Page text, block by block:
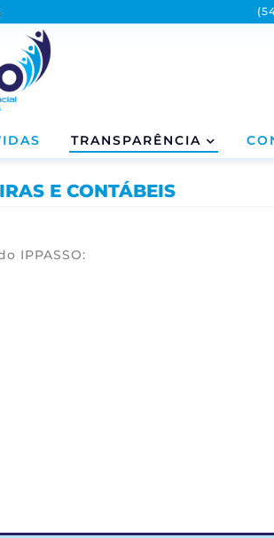
TRANSPARÊNCIA
E CONTÁBEIS
IPPASSO: